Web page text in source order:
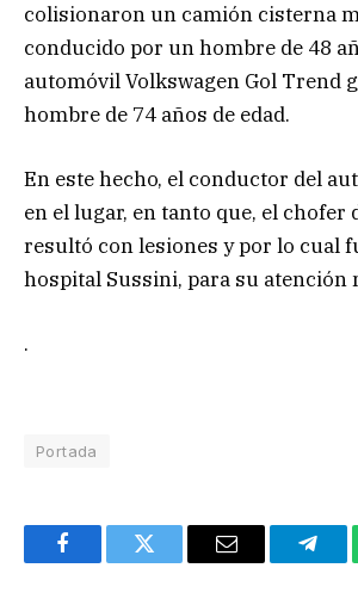
colisionaron un camión cisterna
conducido por un hombre de 48
automóvil Volkswagen Gol Trend
hombre de 74 años de edad.
En este hecho, el conductor del
en el lugar, en tanto que, el chofer
resultó con lesiones y por lo cual
hospital Sussini, para su atención
.
Portada
FacebookTwitter Email